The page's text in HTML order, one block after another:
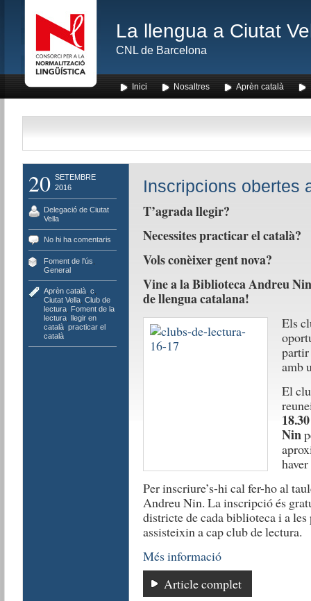
La llengua a Ciutat
CNL de Barcelona
Inici Nosaltres Aprèn català
20 SETEMBRE
2016
Delegació de Ciutat
Vella
No hi ha comentaris
Foment de l'ús
General
Aprèn català, c
Ciutat Vella, Club de
lectura, Foment de la
lectura, llegir en
català, practicar el
català
Inscripcions obertes
T’agrada llegir?
Necessites practicar el català?
Vols conèixer gent nova?
Vine a la Biblioteca Andreu
de llengua catalana!
Els
amb
El
Nin
Per inscriure’s-hi cal fer-ho al
Andreu Nin. La inscripció és
districte de cada biblioteca i a les
assisteixin a cap club de lectura.
Més informació
Article complet